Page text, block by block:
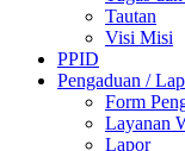
Tautan
Visi Misi
PPID
Pengaduan /
Form
Layanan
Lapor